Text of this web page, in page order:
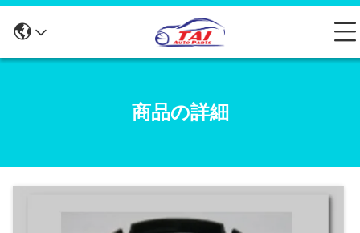
商品の詳細